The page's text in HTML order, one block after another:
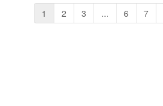
1 2 3 ... 6 7